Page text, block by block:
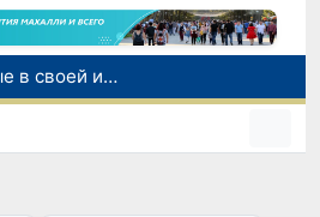
Число пользователей мобильного интернета в Узбекистане за 10 лет выросло в 4,3 раза